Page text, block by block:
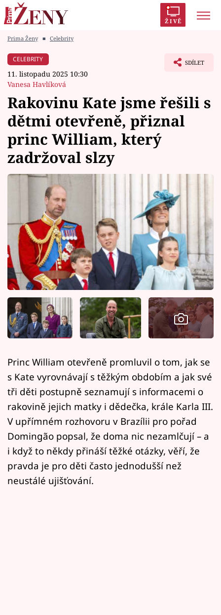
ŽIVĚ
Módní alarm
Témata
Celebrity
Vztahy
Seriály
Horoskopy
Sledujte prima+
Filmový festival Karlovy Vary
Pořady
Mámy sobě
Sledujte nás
Prima Ženy ■ Celebrity
CELEBRITY
11. listopadu 2025 10:30
Vanesa Havlíková
SDÍLET
Rakovinu Kate jsme řešili s
dětmi otevřeně, přiznal
princ William, který
zadržoval slzy
Princ William otevřeně promluvil o tom, jak se
s Kate vyrovnávají s těžkým obdobím a jak své
tři děti postupně seznamují s informacemi o
rakovině jejich matky i dědečka, krále Karla III.
V upřímném rozhovoru v Brazílii pro pořad
Domingão popsal, že doma nic nezamlčují – a
i když to někdy přináší těžké otázky, věří, že
pravda je pro děti často jednodušší než
neustálé ujišťování.